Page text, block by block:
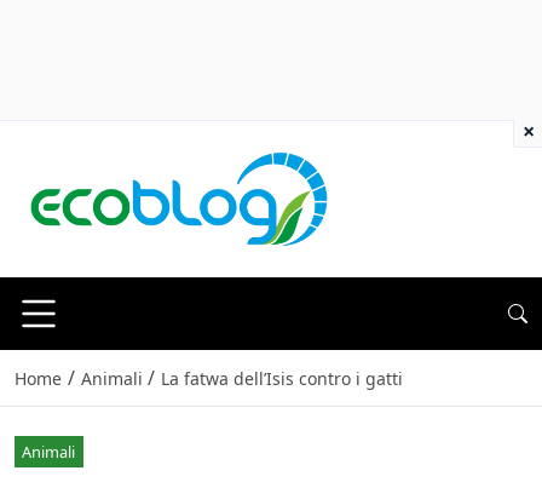
Home / Animali / La fatwa dell’Isis contro i gatti
Animali
×